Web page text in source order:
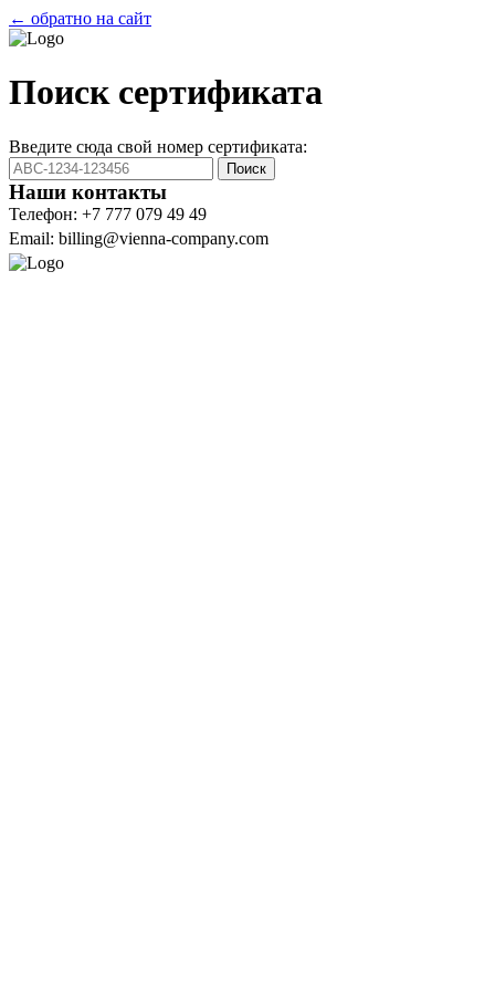
← обратно на сайт
Поиск сертификата
Введите сюда свой номер сертификата:
Поиск
Наши контакты
Телефон: +7 777 079 49 49
Email: billing@vienna-company.com